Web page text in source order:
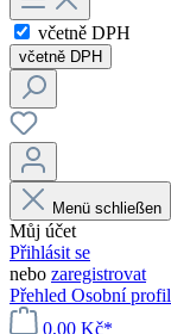
včetně DPH
včetně DPH
Menü schließen
Můj účet
Přihlásit se
nebo zaregistrovat
Přehled Osobní profil
0,00 Kč*